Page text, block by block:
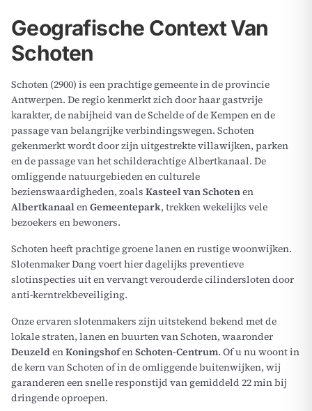
Geografische Context Van
Schoten
Schoten (2900) is een prachtige gemeente in de provincie
Antwerpen. De regio kenmerkt zich door haar gastvrije
karakter, de nabijheid van de Schelde of de Kempen en de
passage van belangrijke verbindingswegen. Schoten
gekenmerkt wordt door zijn uitgestrekte villawijken, parken
en de passage van het schilderachtige Albertkanaal. De
omliggende natuurgebieden en culturele
bezienswaardigheden, zoals Kasteel van Schotenen
AlbertkanaalenGemeentepark, trekken wekelijks vele
bezoekers en bewoners.
Schoten heeft prachtige groene lanen en rustige woonwijken.
Slotenmaker Dang voert hier dagelijks preventieve
slotinspecties uit en vervangt verouderde cilindersloten door
anti-kerntrekbeveiliging.
Onze ervaren slotenmakers zijn uitstekend bekend met de
lokale straten, lanen en buurten van Schoten, waaronder
DeuzeldenKoningshofenSchoten-Centrum. Of u nu woont in
de kern van Schoten of in de omliggende buitenwijken, wij
garanderen een snelle responstijd van gemiddeld 22 min bij
dringende oproepen.